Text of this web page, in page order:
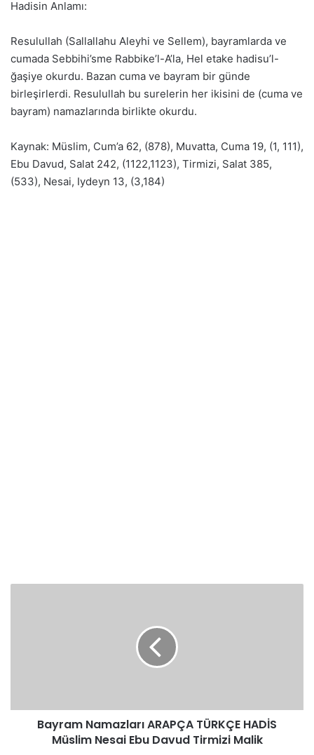
Hadisin Anlamı:
Resulullah (Sallallahu Aleyhi ve Sellem), bayramlarda ve
cumada Sebbihi’sme Rabbike’l-A’la, Hel etake hadisu’l-
ğaşiye okurdu. Bazan cuma ve bayram bir günde
birleşirlerdi. Resulullah bu surelerin her ikisini de (cuma ve
bayram) namazlarında birlikte okurdu.
Kaynak: Müslim, Cum’a 62, (878), Muvatta, Cuma 19, (1, 111),
Ebu Davud, Salat 242, (1122,1123), Tirmizi, Salat 385,
(533), Nesai, Iydeyn 13, (3,184)
Davud
Bayram Namazları ARAPÇA TÜRKÇE HADİS
Müslim Nesai Ebu Davud Tirmizi Malik